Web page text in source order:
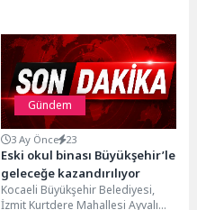
Gündem
3 Ay Önce 23
Eski okul binası Büyükşehir’le
geleceğe kazandırılıyor
Kocaeli Büyükşehir Belediyesi,
İzmit Kurtdere Mahallesi Ayvalı